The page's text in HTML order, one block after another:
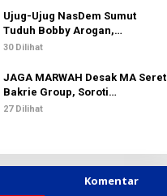
Ujug-Ujug NasDem Sumut
Tuduh Bobby Arogan,
Pengamat USU Curiga Bisnis
30 Dilihat
JAGA MARWAH Desak MA Seret
Bakrie Group, Soroti
Kejanggalan Vonis Kasus PET
27 Dilihat
Komentar